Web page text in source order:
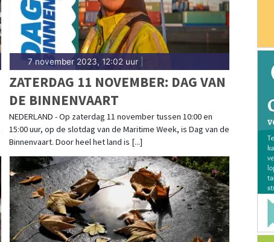
7 november 2023, 12:02 uur|
ZATERDAG 11 NOVEMBER: DAG VAN
DE BINNENVAART
NEDERLAND - Op zaterdag 11 november tussen 10:00 en
15:00 uur, op de slotdag van de Maritime Week, is Dag van de
Binnenvaart. Door heel het land is [...]